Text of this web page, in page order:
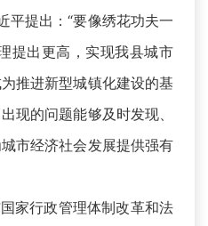
平提出：“要像绣花功夫一
提出更高，实现我县城市
推进新型城镇化建设的基
现的问题能够及时发现、
市经济社会发展提供强有
家行政管理体制改革和法